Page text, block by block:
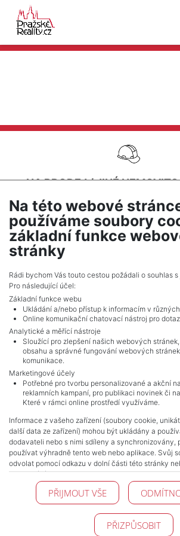
NA PRODEJ/JINÉ
PROSTĚJOV
SEŘADIT PODLE CENY
UPRAVIT
NAVIGACE
Obchodní podmínky
Ochrana osobních
Realitní kanceláře
Kontakt
Zpracování cookies
KONTAKT
Pražské reality
140 00 Praha 4
Na této webové
používáme soubory
základní funkce
stránky
Rádi bychom Vás touto cestou požádali o souhlas
Pro následující účel:
Základní funkce webu
Ukládání a/nebo přístup k informacím v
Online komunikační chatovací nástroj pro
Analytické a měřící nástroje
Sloužící pro zlepšení našich webových
obsahu a správné fungování webových
komunikace.
Marketingové účely
Potřebné pro tvorbu personalizované a akční
reklamních kampaní, pro publikaci novinek či
Které v rámci online prostředí využíváme.
Informace z vašeho zařízení (soubory cookie,
další data ze zařízení) mohou být ukládány a
dodavateli nebo s nimi sdíleny a synchronizovány,
používat výhradně tento web nebo aplikace. Svůj
odvolat pomocí odkazu v dolní části této stránky
zpracování cookies.
PŘIJMOUT VŠE
PŘIZPŮSOBIT